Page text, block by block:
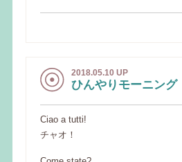
2018.05.10 UP
ひんやりモーニング
Ciao a tutti!
チャオ！